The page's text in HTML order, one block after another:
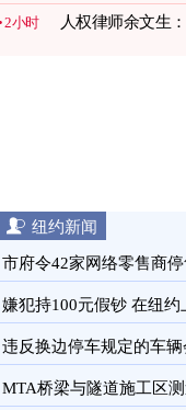
敢花 图
2小时
人权律师余文生
纽约新闻
市府令42家网络零售商
图
嫌犯持100元假钞 在纽
卡 图
违反换边停车规定的车
MTA桥梁与隧道施工区